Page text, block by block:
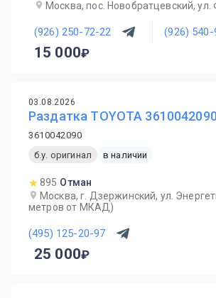
Москва, пос. Новобратцевский, ул.
(926) 250-72-22 (926)
15 000
03.08.2026
Раздатка TOYOTA 3610042090
3610042090
б.у. оригинал
в наличии
895 Отман
Москва, г. Дзержинский, ул.
метров от МКАД)
(495) 125-20-97
25 000